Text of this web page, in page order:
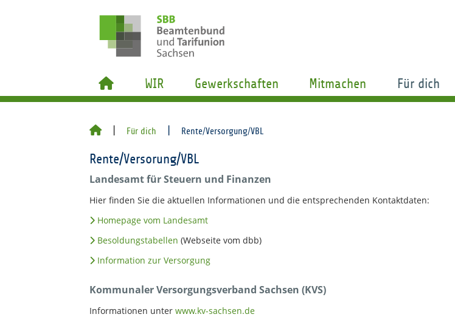
WIR Gewerkschaften Mitmachen Für dich
Für dich Rente/Versorgung/VBL
Rente/Versorung/VBL
Landesamt für Steuern und Finanzen
Hier finden Sie die aktuellen Informationen und die entsprechenden Kontaktdaten:
Homepage vom Landesamt
Besoldungstabellen (Webseite vom dbb)
Information zur Versorgung
Kommunaler Versorgungsverband Sachsen (KVS)
Informationen unter www.kv-sachsen.de